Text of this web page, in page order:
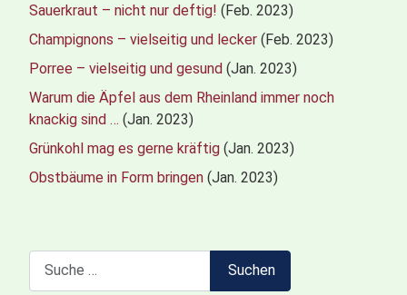
Sauerkraut – nicht nur deftig! (Feb. 2023)
Champignons – vielseitig und lecker (Feb. 2023)
Porree – vielseitig und gesund (Jan. 2023)
Warum die Äpfel aus dem Rheinland immer noch
knackig sind … (Jan. 2023)
Grünkohl mag es gerne kräftig (Jan. 2023)
Obstbäume in Form bringen (Jan. 2023)
Suchen